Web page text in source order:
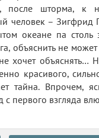
после шторма, к
человек – Зигфрид
океане па столь
объяснить не
хочет объяснять…
красивого,
тайна. Впрочем,
первого взгляда